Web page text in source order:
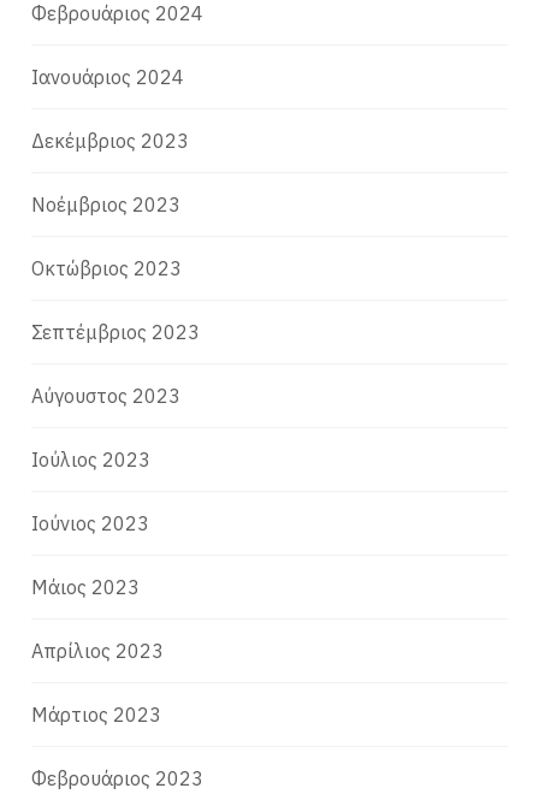
Φεβρουάριος 2024
Ιανουάριος 2024
Δεκέμβριος 2023
Νοέμβριος 2023
Οκτώβριος 2023
Σεπτέμβριος 2023
Αύγουστος 2023
Ιούλιος 2023
Ιούνιος 2023
Μάιος 2023
Απρίλιος 2023
Μάρτιος 2023
Φεβρουάριος 2023